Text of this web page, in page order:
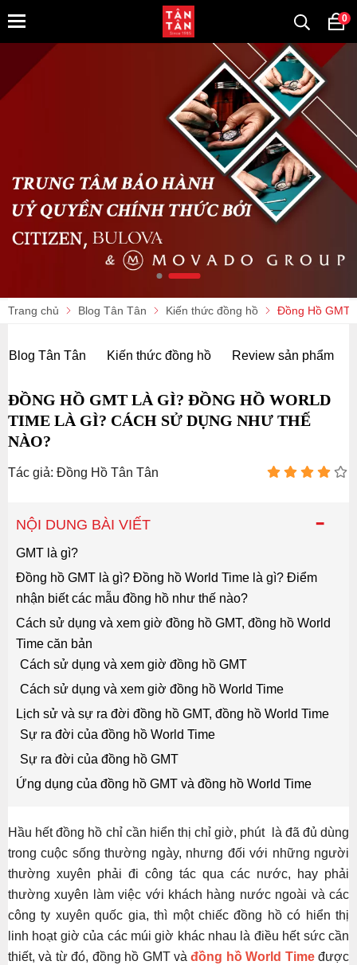
0
Trang chủ Blog Tân Tân Kiến thức đồng hồ Đồng Hồ GMT
Blog Tân Tân Kiến thức đồng hồ Review sản phẩm
ĐỒNG HỒ GMT LÀ GÌ? ĐỒNG HỒ WORLD
TIME LÀ GÌ? CÁCH SỬ DỤNG NHƯ THẾ
NÀO?
Tác giả: Đồng Hồ Tân Tân
-
NỘI DUNG BÀI VIẾT
GMT là gì?
Đồng hồ GMT là gì? Đồng hồ World Time là gì? Điểm
nhận biết các mẫu đồng hồ như thế nào?
Cách sử dụng và xem giờ đồng hồ GMT, đồng hồ World
Time căn bản
Cách sử dụng và xem giờ đồng hồ GMT
Cách sử dụng và xem giờ đồng hồ World Time
Lịch sử và sự ra đời đồng hồ GMT, đồng hồ World Time
Sự ra đời của đồng hồ World Time
Sự ra đời của đồng hồ GMT
Ứng dụng của đồng hồ GMT và đồng hồ World Time
Hầu hết đồng hồ chỉ cần hiển thị chỉ giờ, phút là đã đủ dùng
trong cuộc sống thường ngày, nhưng đối với những người
thường xuyên phải đi công tác qua các nước, hay phải
thường xuyên làm việc với khách hàng nước ngoài và các
công ty xuyên quốc gia, thì một chiếc đồng hồ có hiển thị
linh hoạt giờ của các múi giờ khác nhau là điều hết sức cần
thiết, và từ đó, đồng hồ GMT vàđồng hồ World Timeđược